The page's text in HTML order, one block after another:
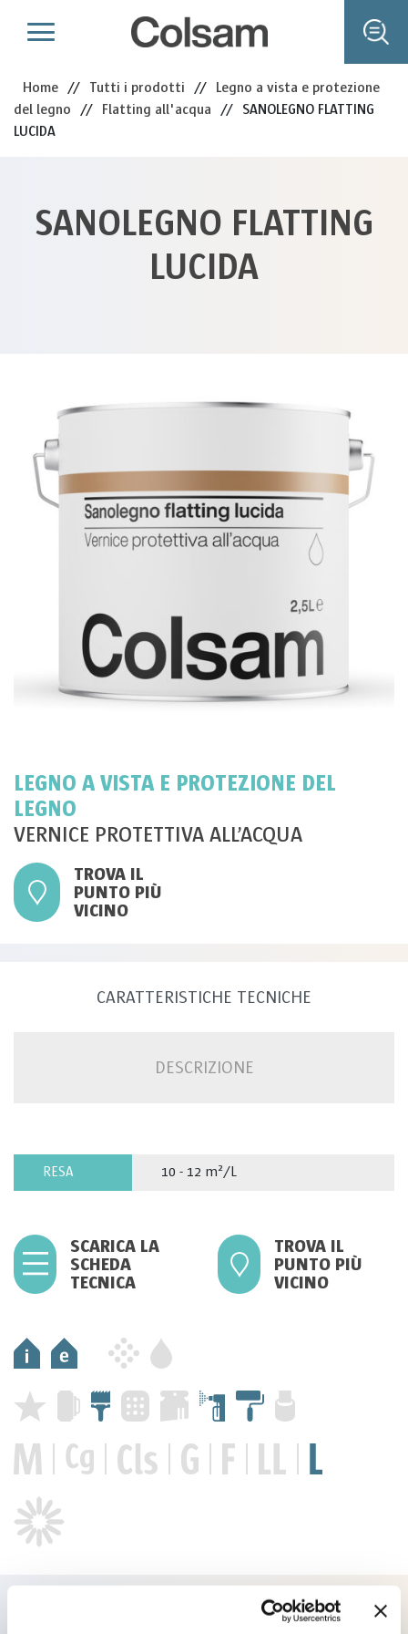
Home // Tutti i prodotti // Legno a vista e protezione
del legno // Flatting all'acqua // SANOLEGNO FLATTING
LUCIDA
SANOLEGNO FLATTING
LUCIDA
LEGNO A VISTA E PROTEZIONE DEL
LEGNO
VERNICE PROTETTIVA ALL’ACQUA
TROVA IL
PUNTO PIÙ
VICINO
CARATTERISTICHE TECNICHE
DESCRIZIONE
RESA 10 - 12 m²/L
SCARICA LA
SCHEDA
TECNICA
TROVA IL
PUNTO PIÙ
VICINO